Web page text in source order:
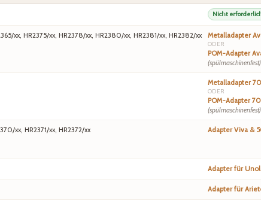
Nicht
xx, HR2375/xx, HR2378/xx, HR2380/xx, HR2381/xx, HR2382/xx
Metalladapter
ODER
POM-Adapter
(spülmaschinenfest)
Metalladapter
ODER
POM-Adapter
(spülmaschinenfest)
xx, HR2371/xx, HR2372/xx
Adapter Viva &
Adapter für
Adapter für